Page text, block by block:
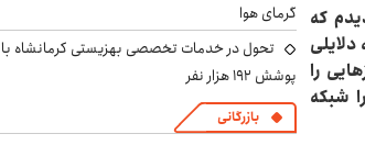
که
را
شبکه
گرمای هوا
تحول در خدمات تخصصی بهزیستی کرمانشاه با
پوشش ۱۹۲ هزار نفر
بازرگانی